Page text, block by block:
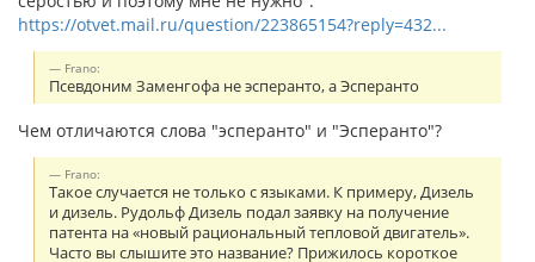
https://otvet.mail.ru/question/223865154?reply=432...
Frano:
Псевдоним Заменгофа не эсперанто, а Эсперанто
Чем отличаются слова "эсперанто" и "Эсперанто"?
Frano:
Такое случается не только с языками. К примеру, Дизель
и дизель. Рудольф Дизель подал заявку на получение
патента на «новый рациональный тепловой двигатель».
Часто вы слышите это название? Прижилось короткое